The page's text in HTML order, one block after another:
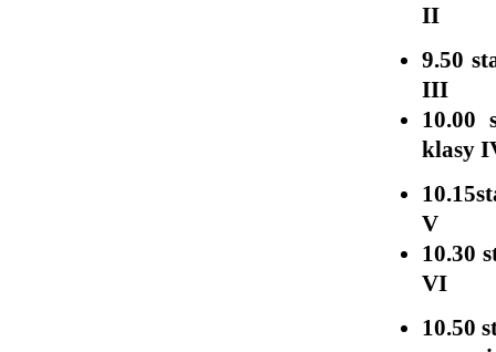
II
9.50
III
10.00
klasy
V
10.30
VI
10.50